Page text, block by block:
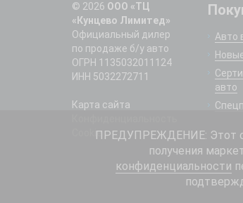
© 2026 ООО «ТЦ
«Кунцево Лимитед»
Официальный дилер
по продаже б/у авто
ОГРН 1135032011124
ИНН 5032272711
Карта сайта
Cookie
Авто
авто
ПРЕДУПРЕЖДЕНИЕ: Этот
получения
конфиденциальности